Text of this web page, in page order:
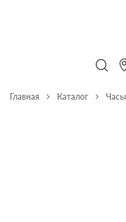
Главная Каталог Часы